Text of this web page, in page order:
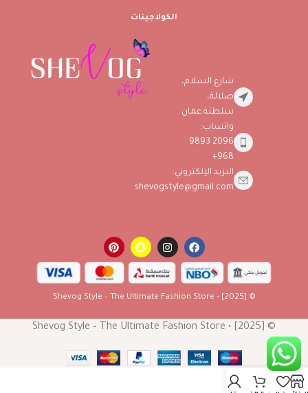
الكولاجينات
شارع السلام،
صلالة،
سلطنة عمان
واتساب:
2096 9893
968+
البريد الإلكتروني:
shevogstyle@gmail.com
© [2025] • Shevog Style – The Ultimate Fashion Store
© [2025] • Shevog Style – The Ultimate Fashion Store